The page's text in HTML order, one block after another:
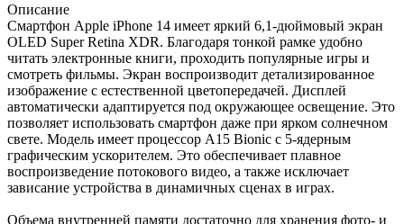
Описание
Смартфон Apple iPhone 14 имеет яркий 6,1-дюймовый экран
OLED Super Retina XDR. Благодаря тонкой рамке удобно
читать электронные книги, проходить популярные игры и
смотреть фильмы. Экран воспроизводит детализированное
изображение с естественной цветопередачей. Дисплей
автоматически адаптируется под окружающее освещение. Это
позволяет использовать смартфон даже при ярком солнечном
свете. Модель имеет процессор A15 Bionic с 5-ядерным
графическим ускорителем. Это обеспечивает плавное
воспроизведение потокового видео, а также исключает
зависание устройства в динамичных сценах в играх.
Объема внутренней памяти достаточно для хранения фото- и